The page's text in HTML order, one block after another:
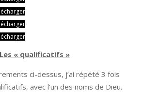
Les « qualificatifs »
ci-dessus, j’ai répété 3 fois
avec l’un des noms de Dieu.